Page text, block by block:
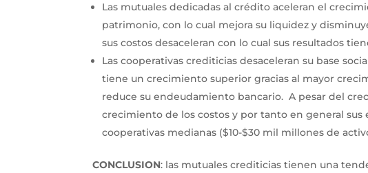
Las mutuales dedicadas al crédito aceleran el
patrimonio, con lo cual mejora su liquidez y
sus costos desaceleran con lo cual sus resultados
Las cooperativas crediticias desaceleran su base
tiene un crecimiento superior gracias al mayor
reduce su endeudamiento bancario. A pesar del
crecimiento de los costos y por tanto en general
cooperativas medianas ($10-$30 mil millones de
CONCLUSION: las mutuales crediticias tienen una